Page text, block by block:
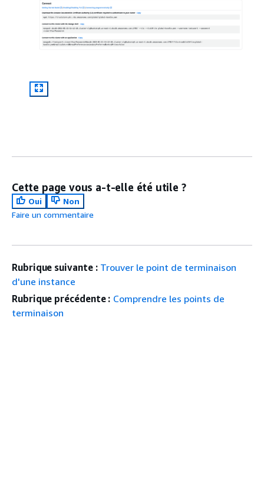
Cette page vous a-t-elle été utile ?
Oui
Non
Faire un commentaire
Rubrique suivante : Trouver le point de terminaison
d'une instance
Rubrique précédente : Comprendre les points de
terminaison